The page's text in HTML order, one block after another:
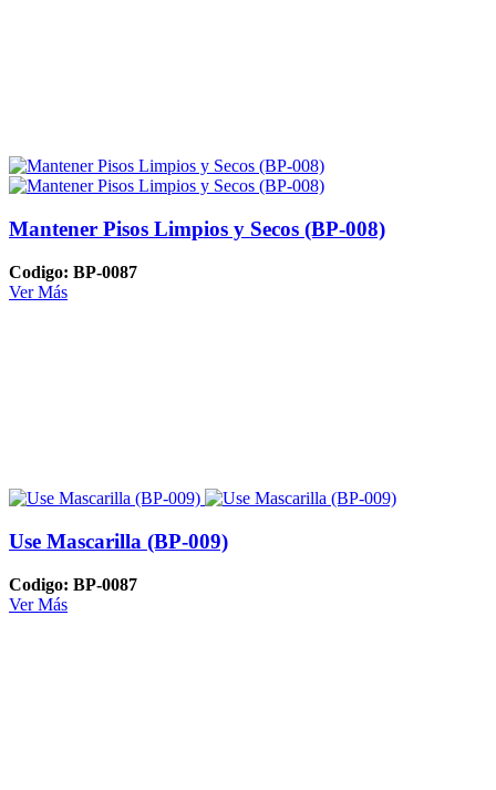
Mantener Pisos Limpios y Secos (BP-008)
Codigo: BP-0087
Ver Más
Use Mascarilla (BP-009)
Codigo: BP-0087
Ver Más